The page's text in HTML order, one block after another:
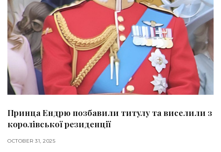
Принца Ендрю позбавили титулу та виселили з
королівської резиденції
OCTOBER 31, 2025